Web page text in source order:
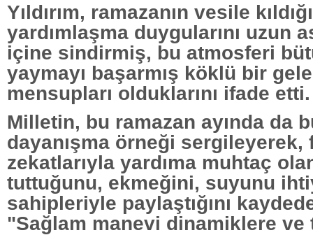
Yıldırım, ramazanın vesile
yardımlaşma duygularını uzun
içine sindirmiş, bu atmosferi
yaymayı başarmış köklü bir
mensupları olduklarını ifade etti.
Milletin, bu ramazan ayında da
dayanışma örneği sergileyerek,
zekatlarıyla yardıma muhtaç
tuttuğunu, ekmeğini, suyunu
sahipleriyle paylaştığını
"Sağlam manevi dinamiklere ve